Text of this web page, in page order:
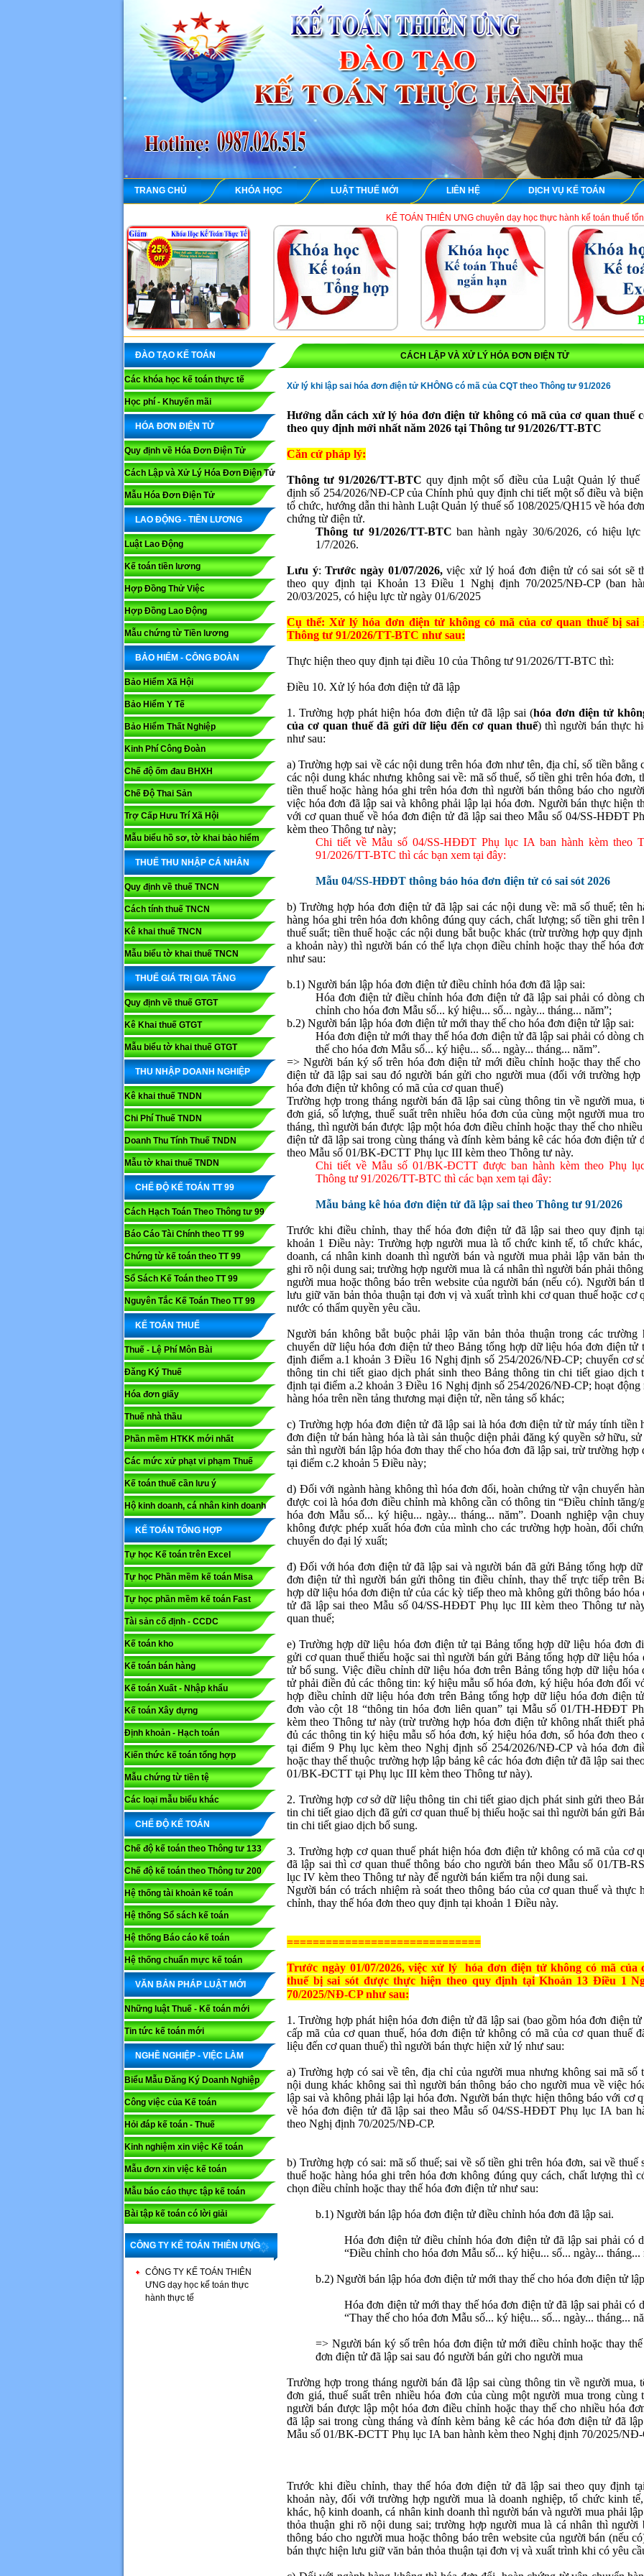
TRANG CHỦ KHÓA HỌC LUẬT THUẾ MỚI LIÊN HỆ DỊCH VỤ KẾ TOÁN
KẾ TOÁN THIÊN ƯNG chuyên dạy học thực hành kế toán thuế tổng hợp trên
ĐÀO TẠO KẾ TOÁN
Các khóa học kế toán thực tế
Học phí - Khuyến mãi
HÓA ĐƠN ĐIỆN TỬ
Quy định về Hóa Đơn Điện Tử
Cách Lập và Xử Lý Hóa Đơn Điện Tử
Mẫu Hóa Đơn Điện Tử
LAO ĐỘNG - TIỀN LƯƠNG
Luật Lao Động
Kế toán tiền lương
Hợp Đồng Thử Việc
Hợp Đồng Lao Động
Mẫu chứng từ Tiền lương
BẢO HIỂM - CÔNG ĐOÀN
Bảo Hiểm Xã Hội
Bảo Hiểm Y Tế
Bảo Hiểm Thất Nghiệp
Kinh Phí Công Đoàn
Chế độ ốm đau BHXH
Chế Độ Thai Sản
Trợ Cấp Hưu Trí Xã Hội
Mẫu biểu hồ sơ, tờ khai bảo hiểm
THUẾ THU NHẬP CÁ NHÂN
Quy định về thuế TNCN
Cách tính thuế TNCN
Kê khai thuế TNCN
Mẫu biểu tờ khai thuế TNCN
THUẾ GIÁ TRỊ GIA TĂNG
Quy định về thuế GTGT
Kê Khai thuế GTGT
Mẫu biểu tờ khai thuế GTGT
THU NHẬP DOANH NGHIỆP
Kê khai thuế TNDN
Chi Phí Thuế TNDN
Doanh Thu Tính Thuế TNDN
Mẫu tờ khai thuế TNDN
CHẾ ĐỘ KẾ TOÁN TT 99
Cách Hạch Toán Theo Thông tư 99
Báo Cáo Tài Chính theo TT 99
Chứng từ kế toán theo TT 99
Sổ Sách Kế Toán theo TT 99
Nguyên Tắc Kế Toán Theo TT 99
KẾ TOÁN THUẾ
Thuế - Lệ Phí Môn Bài
Đăng Ký Thuế
Hóa đơn giấy
Thuế nhà thầu
Phần mềm HTKK mới nhất
Các mức xử phạt vi phạm Thuế
Kế toán thuế cần lưu ý
Hộ kinh doanh, cá nhân kinh doanh
KẾ TOÁN TỔNG HỢP
Tự học Kế toán trên Excel
Tự học Phần mềm kế toán Misa
Tự học phần mềm kế toán Fast
Tài sản cố định - CCDC
Kế toán kho
Kế toán bán hàng
Kế toán Xuất - Nhập khẩu
Kế toán Xây dựng
Định khoản - Hạch toán
Kiến thức kế toán tổng hợp
Mẫu chứng từ tiền tệ
Các loại mẫu biểu khác
CHẾ ĐỘ KẾ TOÁN
Chế độ kế toán theo Thông tư 133
Chế độ kế toán theo Thông tư 200
Hệ thống tài khoản kế toán
Hệ thống Sổ sách kế toán
Hệ thống Báo cáo kế toán
Hệ thống chuẩn mực kế toán
VĂN BẢN PHÁP LUẬT MỚI
Những luật Thuế - Kế toán mới
Tin tức kế toán mới
NGHỀ NGHIỆP - VIỆC LÀM
Biểu Mẫu Đăng Ký Doanh Nghiệp
Công việc của Kế toán
Hỏi đáp kế toán - Thuế
Kinh nghiệm xin việc Kế toán
Mẫu đơn xin việc kế toán
Mẫu báo cáo thực tập kế toán
Bài tập kế toán có lời giải
CÔNG TY KẾ TOÁN THIÊN ƯNG
CÔNG TY KẾ TOÁN THIÊN
ƯNG dạy học kế toán thực
hành thực tế
CÁCH LẬP VÀ XỬ LÝ HÓA ĐƠN ĐIỆN TỬ
Xử lý khi lập sai hóa đơn điện tử KHÔNG có mã của CQT theo Thông tư 91/2026
Hướng dẫn cách xử lý hóa đơn điện tử không có mã của cơ quan thuế
theo quy định mới nhất năm 2026 tại Thông tư 91/2026/TT-BTC
Căn cứ pháp lý:
Thông tư 91/2026/TT-BTC quy định một số điều của Luật Quản lý thuế
định số 254/2026/NĐ-CP của Chính phủ quy định chi tiết một số điều và
tổ chức, hướng dẫn thi hành Luật Quản lý thuế số 108/2025/QH15 về hóa
chứng từ điện tử.
Thông tư 91/2026/TT-BTC ban hành ngày 30/6/2026, có hiệu
1/7/2026.
Lưu ý:Trước ngày 01/07/2026,việc xử lý hoá đơn điện tử có sai sót sẽ
theo quy định tại Khoản 13 Điều 1 Nghị định 70/2025/NĐ-CP (ban
20/03/2025, có hiệu lực từ ngày 01/6/2025
Cụ thể: Xử lý hóa đơn điện tử không có mã của cơ quan thuế bị sai
Thông tư 91/2026/TT-BTC như sau:
Thực hiện theo quy định tại điều 10 của Thông tư 91/2026/TT-BTC thì:
Điều 10. Xử lý hóa đơn điện tử đã lập
1. Trường hợp phát hiện hóa đơn điện tử đã lập sai (hóa đơn điện tử
của cơ quan thuế đã gửi dữ liệu đến cơ quan thuế) thì người bán thực
như sau:
a) Trường hợp sai về các nội dung trên hóa đơn như tên, địa chỉ, số tiền bằng
các nội dung khác nhưng không sai về: mã số thuế, số tiền ghi trên hóa đơn,
tiền thuế hoặc hàng hóa ghi trên hóa đơn thì người bán thông báo cho
việc hóa đơn đã lập sai và không phải lập lại hóa đơn. Người bán thực hiện
với cơ quan thuế về hóa đơn điện tử đã lập sai theo Mẫu số 04/SS-HĐĐT
kèm theo Thông tư này;
Chi tiết về Mẫu số 04/SS-HĐĐT Phụ lục IA ban hành kèm theo
91/2026/TT-BTC thì các bạn xem tại đây:
Mẫu 04/SS-HĐĐT thông báo hóa đơn điện tử có sai sót 2026
b) Trường hợp hóa đơn điện tử đã lập sai các nội dung về: mã số thuế; tên
hàng hóa ghi trên hóa đơn không đúng quy cách, chất lượng; số tiền ghi trên
thuế suất; tiền thuế hoặc các nội dung bắt buộc khác (trừ trường hợp quy
a khoản này) thì người bán có thể lựa chọn điều chỉnh hoặc thay thế hóa
như sau:
b.1) Người bán lập hóa đơn điện tử điều chỉnh hóa đơn đã lập sai:
Hóa đơn điện tử điều chỉnh hóa đơn điện tử đã lập sai phải có dòng
chỉnh cho hóa đơn Mẫu số... ký hiệu... số... ngày... tháng... năm”;
b.2) Người bán lập hóa đơn điện tử mới thay thế cho hóa đơn điện tử lập sai:
Hóa đơn điện tử mới thay thế hóa đơn điện tử đã lập sai phải có dòng
thế cho hóa đơn Mẫu số... ký hiệu... số... ngày... tháng... năm”.
=> Người bán ký số trên hóa đơn điện tử mới điều chỉnh hoặc thay thế cho
điện tử đã lập sai sau đó người bán gửi cho người mua (đối với trường hợp
hóa đơn điện tử không có mã của cơ quan thuế)
Trường hợp trong tháng người bán đã lập sai cùng thông tin về người mua,
đơn giá, số lượng, thuế suất trên nhiều hóa đơn của cùng một người mua
tháng, thì người bán được lập một hóa đơn điều chỉnh hoặc thay thế cho
điện tử đã lập sai trong cùng tháng và đính kèm bảng kê các hóa đơn điện tử
theo Mẫu số 01/BK-ĐCTT Phụ lục III kèm theo Thông tư này.
Chi tiết về Mẫu số 01/BK-ĐCTT được ban hành kèm theo Phụ
Thông tư 91/2026/TT-BTC thì các bạn xem tại đây:
Mẫu bảng kê hóa đơn điện tử đã lập sai theo Thông tư 91/2026
Trước khi điều chỉnh, thay thế hóa đơn điện tử đã lập sai theo quy định
khoản 1 Điều này: Trường hợp người mua là tổ chức kinh tế, tổ chức
doanh, cá nhân kinh doanh thì người bán và người mua phải lập văn bản
ghi rõ nội dung sai; trường hợp người mua là cá nhân thì người bán phải
người mua hoặc thông báo trên website của người bán (nếu có). Người bán
lưu giữ văn bản thỏa thuận tại đơn vị và xuất trình khi cơ quan thuế hoặc cơ
nước có thẩm quyền yêu cầu.
Người bán không bắt buộc phải lập văn bản thỏa thuận trong các trường
chuyển dữ liệu hóa đơn điện tử theo Bảng tổng hợp dữ liệu hóa đơn điện tử
định điểm a.1 khoản 3 Điều 16 Nghị định số 254/2026/NĐ-CP; chuyển cơ
thông tin chi tiết giao dịch phát sinh theo Bảng thông tin chi tiết giao dịch
định tại điểm a.2 khoản 3 Điều 16 Nghị định số 254/2026/NĐ-CP; hoạt động
hàng hóa trên nền tảng thương mại điện tử, nền tảng số khác;
c) Trường hợp hóa đơn điện tử đã lập sai là hóa đơn điện tử từ máy tính tiền
đơn điện tử bán hàng hóa là tài sản thuộc diện phải đăng ký quyền sở hữu,
sản thì người bán lập hóa đơn thay thế cho hóa đơn đã lập sai, trừ trường hợp
tại điểm c.2 khoản 5 Điều này;
d) Đối với ngành hàng không thì hóa đơn đổi, hoàn chứng từ vận chuyển
được coi là hóa đơn điều chỉnh mà không cần có thông tin “Điều chỉnh tăng/
hóa đơn Mẫu số... ký hiệu... ngày... tháng... năm”. Doanh nghiệp vận
không được phép xuất hóa đơn của mình cho các trường hợp hoàn, đổi
chuyển do đại lý xuất;
đ) Đối với hóa đơn điện tử đã lập sai và người bán đã gửi Bảng tổng hợp dữ
đơn điện tử thì người bán gửi thông tin điều chỉnh, thay thế trực tiếp trên
hợp dữ liệu hóa đơn điện tử của các kỳ tiếp theo mà không gửi thông báo hóa
tử đã lập sai theo Mẫu số 04/SS-HĐĐT Phụ lục III kèm theo Thông tư
quan thuế;
e) Trường hợp dữ liệu hóa đơn điện tử tại Bảng tổng hợp dữ liệu hóa đơn
gửi cơ quan thuế thiếu hoặc sai thì người bán gửi Bảng tổng hợp dữ liệu hóa
tử bổ sung. Việc điều chỉnh dữ liệu hóa đơn trên Bảng tổng hợp dữ liệu hóa
tử phải điền đủ các thông tin: ký hiệu mẫu số hóa đơn, ký hiệu hóa đơn đối
hợp điều chỉnh dữ liệu hóa đơn trên Bảng tổng hợp dữ liệu hóa đơn điện
đơn vào cột 18 “thông tin hóa đơn liên quan” tại Mẫu số 01/TH-HĐĐT
kèm theo Thông tư này (trừ trường hợp hóa đơn điện tử không nhất thiết
đủ các thông tin ký hiệu mẫu số hóa đơn, ký hiệu hóa đơn, số hóa đơn theo
tại điểm 9 Phụ lục kèm theo Nghị định số 254/2026/NĐ-CP và hóa đơn
hoặc thay thế thuộc trường hợp lập bảng kê các hóa đơn điện tử đã lập sai
01/BK-ĐCTT tại Phụ lục III kèm theo Thông tư này).
2. Trường hợp cơ sở dữ liệu thông tin chi tiết giao dịch phát sinh gửi theo
tin chi tiết giao dịch đã gửi cơ quan thuế bị thiếu hoặc sai thì người bán gửi
tin chi tiết giao dịch bổ sung.
3. Trường hợp cơ quan thuế phát hiện hóa đơn điện tử không có mã của cơ
đã lập sai thì cơ quan thuế thông báo cho người bán theo Mẫu số 01/TB-
lục IV kèm theo Thông tư này để người bán kiểm tra nội dung sai.
Người bán có trách nhiệm rà soát theo thông báo của cơ quan thuế và thực
chỉnh, thay thế hóa đơn theo quy định tại khoản 1 Điều này.
==============================
Trước ngày 01/07/2026, việc xử lý hóa đơn điện tử không có mã của
thuế bị sai sót được thực hiện theo quy định tại Khoản 13 Điều 1
70/2025/NĐ-CP như sau:
1. Trường hợp phát hiện hóa đơn điện tử đã lập sai (bao gồm hóa đơn điện
cấp mã của cơ quan thuế, hóa đơn điện tử không có mã của cơ quan thuế
liệu đến cơ quan thuế) thì người bán thực hiện xử lý như sau:
a) Trường hợp có sai về tên, địa chỉ của người mua nhưng không sai mã số
nội dung khác không sai thì người bán thông báo cho người mua về việc
lập sai và không phải lập lại hóa đơn. Người bán thực hiện thông báo với cơ
về hóa đơn điện tử đã lập sai theo Mẫu số 04/SS-HĐĐT Phụ lục IA ban
theo Nghị định 70/2025/NĐ-CP.
b) Trường hợp có sai: mã số thuế; sai về số tiền ghi trên hóa đơn, sai về thuế
thuế hoặc hàng hóa ghi trên hóa đơn không đúng quy cách, chất lượng thì
chọn điều chỉnh hoặc thay thế hóa đơn điện tử như sau:
b.1) Người bán lập hóa đơn điện tử điều chỉnh hóa đơn đã lập sai.
Hóa đơn điện tử điều chỉnh hóa đơn điện tử đã lập sai phải có
“Điều chỉnh cho hóa đơn Mẫu số... ký hiệu... số... ngày... tháng...
b.2) Người bán lập hóa đơn điện tử mới thay thế cho hóa đơn điện tử
Hóa đơn điện tử mới thay thế hóa đơn điện tử đã lập sai phải có
“Thay thế cho hóa đơn Mẫu số... ký hiệu... số... ngày... tháng...
=> Người bán ký số trên hóa đơn điện tử mới điều chỉnh hoặc thay thế
đơn điện tử đã lập sai sau đó người bán gửi cho người mua
Trường hợp trong tháng người bán đã lập sai cùng thông tin về người mua,
đơn giá, thuế suất trên nhiều hóa đơn của cùng một người mua trong cùng
người bán được lập một hóa đơn điều chỉnh hoặc thay thế cho nhiều hóa
đã lập sai trong cùng tháng và đính kèm bảng kê các hóa đơn điện tử đã
Mẫu số 01/BK-ĐCTT Phụ lục IA ban hành kèm theo Nghị định 70/2025/NĐ-
Trước khi điều chỉnh, thay thế hóa đơn điện tử đã lập sai theo quy định
khoản này, đối với trường hợp người mua là doanh nghiệp, tổ chức kinh
khác, hộ kinh doanh, cá nhân kinh doanh thì người bán và người mua phải
thỏa thuận ghi rõ nội dung sai; trường hợp người mua là cá nhân thì người
thông báo cho người mua hoặc thông báo trên website của người bán (nếu
bán thực hiện lưu giữ văn bản thỏa thuận tại đơn vị và xuất trình khi có yêu
Họ và tên*
Nội dung bình luận*
Mã capcha*
Lưu ý: Những ô dấu(*) là bắt buộc !
Gửi